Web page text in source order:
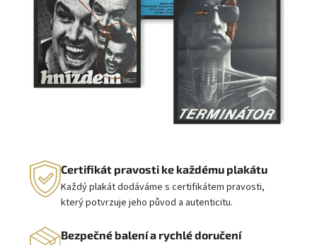
Certifikát pravosti ke každému plakátu
Každý plakát dodáváme s certifikátem pravosti,
který potvrzuje jeho původ a autenticitu.
Bezpečné balení a rychlé doručení